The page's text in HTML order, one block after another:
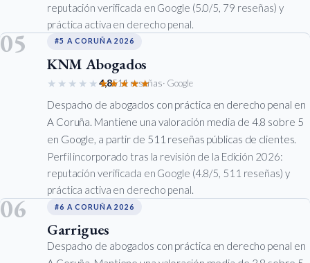
reputación verificada en Google (5.0/5, 79 reseñas) y
práctica activa en derecho penal.
05 #5 A CORUÑA 2026
KNM Abogados
★★★★★★★★★★
4,8511 reseñas· Google
Despacho de abogados con práctica en derecho penal en
A Coruña. Mantiene una valoración media de 4.8 sobre 5
en Google, a partir de 511 reseñas públicas de clientes.
Perfil incorporado tras la revisión de la Edición 2026:
reputación verificada en Google (4.8/5, 511 reseñas) y
práctica activa en derecho penal.
06 #6 A CORUÑA 2026
Garrigues
Despacho de abogados con práctica en derecho penal en